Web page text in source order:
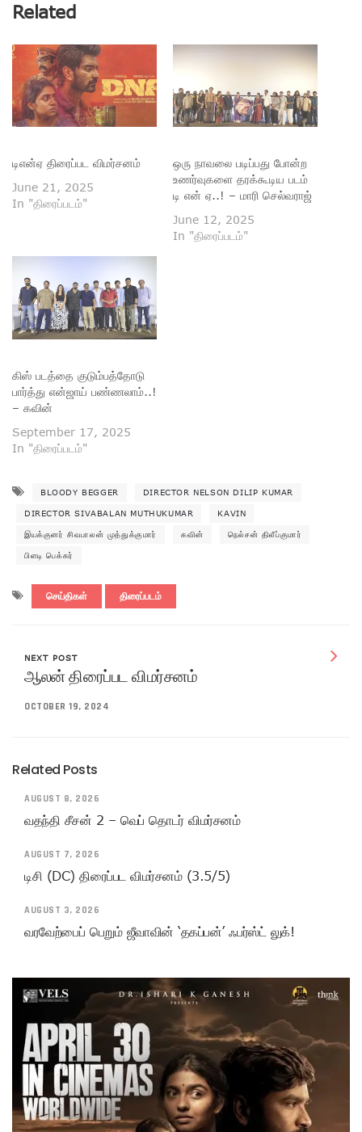
Related
டிஎன்ஏ திரைப்பட விமர்சனம்
June 21, 2025
In "திரைப்படம்"
ஒரு நாவலை படிப்பது போன்ற
உணர்வுகளை தரக்கூடிய படம்
டி என் ஏ..! – மாரி செல்வராஜ்
June 12, 2025
In "திரைப்படம்"
கிஸ் படத்தை குடும்பத்தோடு
பார்த்து என்ஜாய் பண்ணலாம்..!
– கவின்
September 17, 2025
In "திரைப்படம்"
BLOODY BEGGER DIRECTOR NELSON DILIP KUMAR
DIRECTOR SIVABALAN MUTHUKUMAR KAVIN
இயக்குனர் சிவபாலன் முத்துக்குமார் கவின் நெல்சன் திலீப்குமார்
பிளடி பெக்கர்
செய்திகள் திரைப்படம்
NEXT POST
ஆலன் திரைப்பட விமர்சனம்
OCTOBER 19, 2024
Related Posts
AUGUST 8, 2026
வதந்தி சீசன் 2 – வெப் தொடர் விமர்சனம்
AUGUST 7, 2026
டிசி (DC) திரைப்பட விமர்சனம் (3.5/5)
AUGUST 3, 2026
வரவேற்பைப் பெறும் ஜீவாவின் ‘தகப்பன்’ ஃபர்ஸ்ட் லுக்!